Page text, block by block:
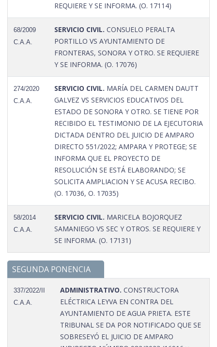
REQUIERE Y SE INFORMA. (O. 17114)
68/2009
C.A.A.
SERVICIO CIVIL. CONSUELO PERALTA
PORTILLO VS AYUNTAMIENTO DE
FRONTERAS, SONORA Y OTRO. SE REQUIERE
Y SE INFORMA. (O. 17076)
274/2020
C.A.A.
SERVICIO CIVIL. MARÍA DEL CARMEN DAUTT
GALVEZ VS SERVICIOS EDUCATIVOS DEL
ESTADO DE SONORA Y OTRO. SE TIENE POR
RECIBIDO EL TESTIMONIO DE LA EJECUTORIA
DICTADA DENTRO DEL JUICIO DE AMPARO
DIRECTO 551/2022; AMPARA Y PROTEGE; SE
INFORMA QUE EL PROYECTO DE
RESOLUCIÓN SE ESTÁ ELABORANDO; SE
SOLICITA AMPLIACION Y SE ACUSA RECIBO.
(O. 17036, O. 17035)
58/2014
C.A.A.
SERVICIO CIVIL. MARICELA BOJORQUEZ
SAMANIEGO VS SEC Y OTROS. SE REQUIERE Y
SE INFORMA. (O. 17131)
SEGUNDA PONENCIA
337/2022/II
C.A.A.
ADMINISTRATIVO. CONSTRUCTORA
ELÉCTRICA LEYVA EN CONTRA DEL
AYUNTAMIENTO DE AGUA PRIETA. ESTE
TRIBUNAL SE DA POR NOTIFICADO QUE SE
SOBRESEYÓ EL JUICIO DE AMPARO